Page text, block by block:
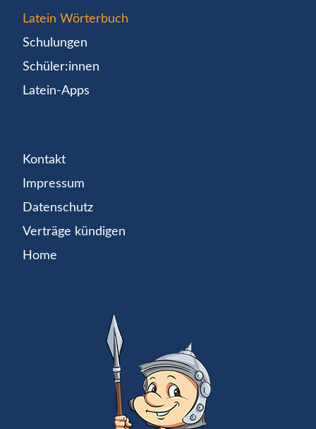
Latein Wörterbuch
Schulungen
Schüler:innen
Latein-Apps
Kontakt
Impressum
Datenschutz
Verträge kündigen
Home